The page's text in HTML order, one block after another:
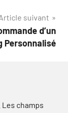
suivant
d’un
Personnalisé
Les champs